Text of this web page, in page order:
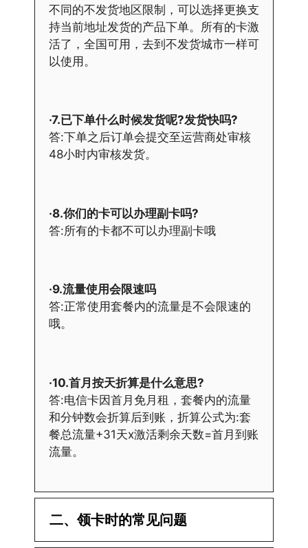
不同的不发货地区限制，可以选择更换支
持当前地址发货的产品下单。所有的卡激
活了，全国可用，去到不发货城市一样可
以使用。
·7.已下单什么时候发货呢?发货快吗?
答:下单之后订单会提交至运营商处审核
48小时内审核发货。
·8.你们的卡可以办理副卡吗?
答:所有的卡都不可以办理副卡哦
·9.流量使用会限速吗
答:正常使用套餐内的流量是不会限速的
哦。
·10.首月按天折算是什么意思?
答:电信卡因首月免月租，套餐内的流量
和分钟数会折算后到账，折算公式为:套
餐总流量+31天x激活剩余天数=首月到账
流量。
二、领卡时的常见问题